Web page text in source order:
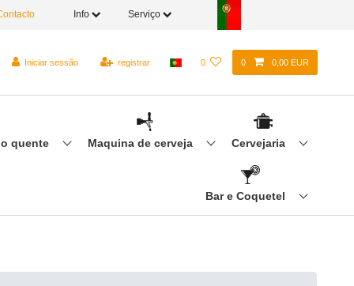
Info Serviço
Iniciar sessão registrar 0 0 0,00 EUR
quente Maquina de cerveja Cervejaria
Bar e Coquetel